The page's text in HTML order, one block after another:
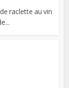
raclette au vin